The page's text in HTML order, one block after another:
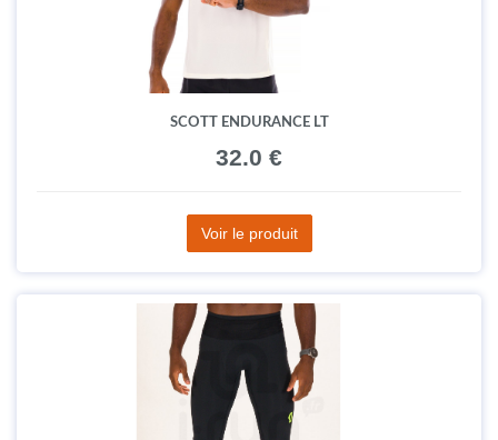
SCOTT ENDURANCE LT
32.0 €
Voir le produit